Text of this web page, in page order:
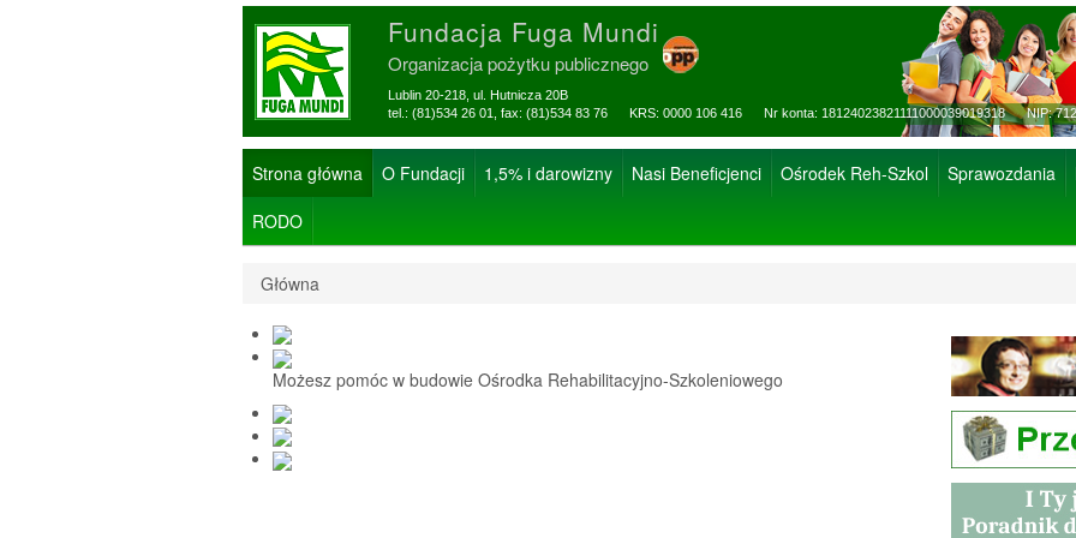
Fundacja Fuga Mundi
Organizacja pożytku publicznego
Lublin 20-218, ul. Hutnicza 20B
tel.: (81)534 26 01, fax: (81)534 83 76 KRS: 0000 106 416 Nr konta: 18124023821111000039019318 NIP:
Strona główna O Fundacji 1,5% i darowizny Nasi Beneficjenci Ośrodek Reh-Szkol Sprawozdania
RODO
Główna
Możesz pomóc w budowie Ośrodka Rehabilitacyjno-Szkoleniowego